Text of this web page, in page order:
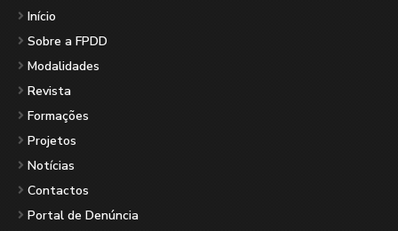
Início
Sobre a FPDD
Modalidades
Revista
Formações
Projetos
Notícias
Contactos
Portal de Denúncia